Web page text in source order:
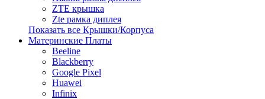
ZTE крышка
Zte рамка диплея
Показать все Крышки/Корпуса
Материнские Платы
Beeline
Blackberry
Google Pixel
Huawei
Infinix